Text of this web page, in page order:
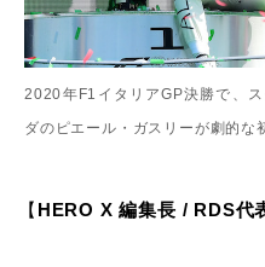
2020年F1イタリアGP決勝で、
ダのピエール・ガスリーが劇的な
【 HERO X 編集長 / RDS代